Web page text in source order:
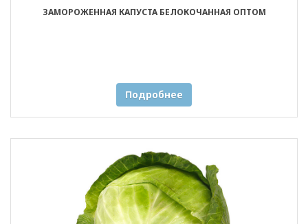
ЗАМОРОЖЕННАЯ КАПУСТА БЕЛОКОЧАННАЯ ОПТОМ
Подробнее